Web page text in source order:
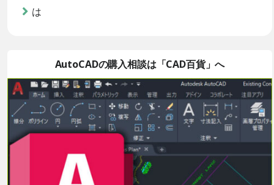
は
AutoCADの購入相談は「CAD百貨」へ